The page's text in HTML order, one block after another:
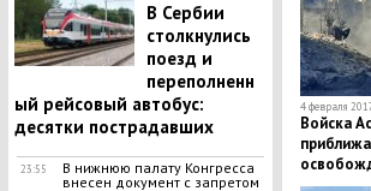
В Сербии
столкнулись
поезд и
переполненн
ый рейсовый автобус:
десятки пострадавших
23:55
В нижнюю палату Конгресса
внесен документ с запретом
4 февраля
Войска